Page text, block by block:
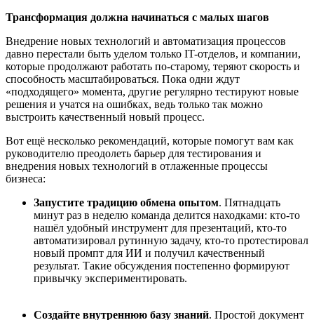
Трансформация должна начинаться с малых шагов
Внедрение новых технологий и автоматизация процессов
давно перестали быть уделом только IT-отделов, и компании,
которые продолжают работать по-старому, теряют скорость и
способность масштабироваться. Пока одни ждут
«подходящего» момента, другие регулярно тестируют новые
решения и учатся на ошибках, ведь только так можно
выстроить качественный новый процесс.
Вот ещё несколько рекомендаций, которые помогут вам как
руководителю преодолеть барьер для тестирования и
внедрения новых технологий в отлаженные процессы
бизнеса:
Запустите традицию обмена опытом. Пятнадцать
минут раз в неделю команда делится находками: кто-то
нашёл удобный инструмент для презентаций, кто-то
автоматизировал рутинную задачу, кто-то протестировал
новый промпт для ИИ и получил качественный
результат. Такие обсуждения постепенно формируют
привычку экспериментировать.
Создайте внутреннюю базу знаний. Простой документ